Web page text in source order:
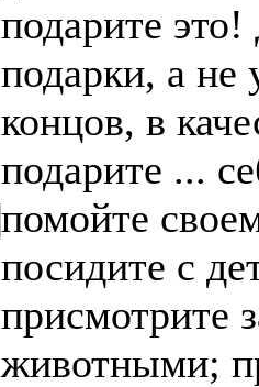
подарите
подарки, а не
концов, в
подарите ...
помойте
посидите с
присмотрите
животными;